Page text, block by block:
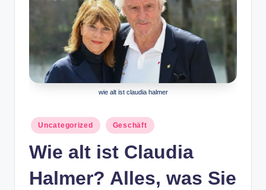
wie alt ist claudia halmer
Posted
in
Uncategorized Geschäft
Wie alt ist Claudia
Halmer? Alles, was Sie